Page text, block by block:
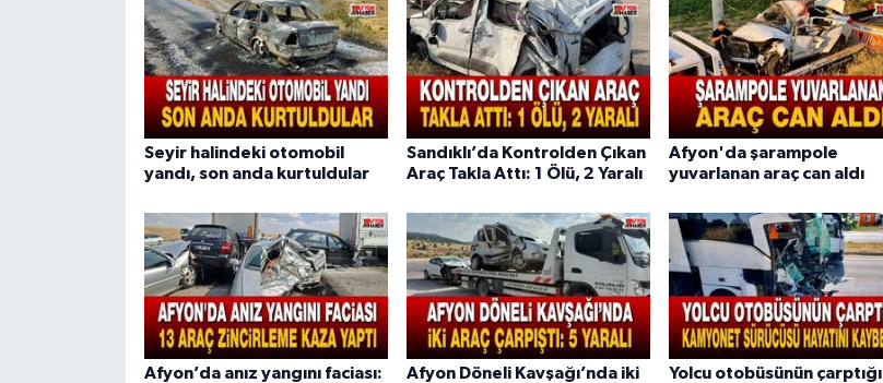
Seyir halindeki otomobil
yandı, son anda kurtuldular
Sandıklı’da Kontrolden Çıkan
Araç Takla Attı: 1 Ölü, 2 Yaralı
Afyon'da şarampole
yuvarlanan araç can aldı
Afyon’da anız yangını faciası:
Afyon Döneli Kavşağı’nda iki
Yolcu otobüsünün çarptığı